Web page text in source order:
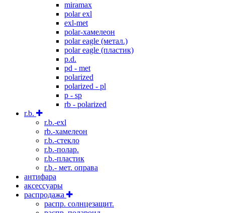
miramax
polar exl
exl-met
polar-хамелеон
polar eagle (метал.)
polar eagle (пластик)
p.d.
pd - met
polarized
polarized - pl
p - sp
rb - polarized
r.b.
r.b.-exl
rb.-хамелеон
r.b.-стекло
r.b.-полар.
r.b.-пластик
r.b.- мет. оправа
антифара
аксессуары
распродажа
распр. солнцезащит.